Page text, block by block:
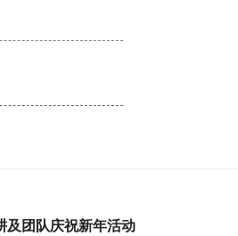
及团队庆祝新年活动